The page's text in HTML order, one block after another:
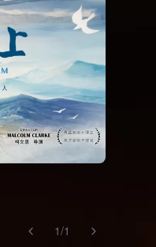
1/1